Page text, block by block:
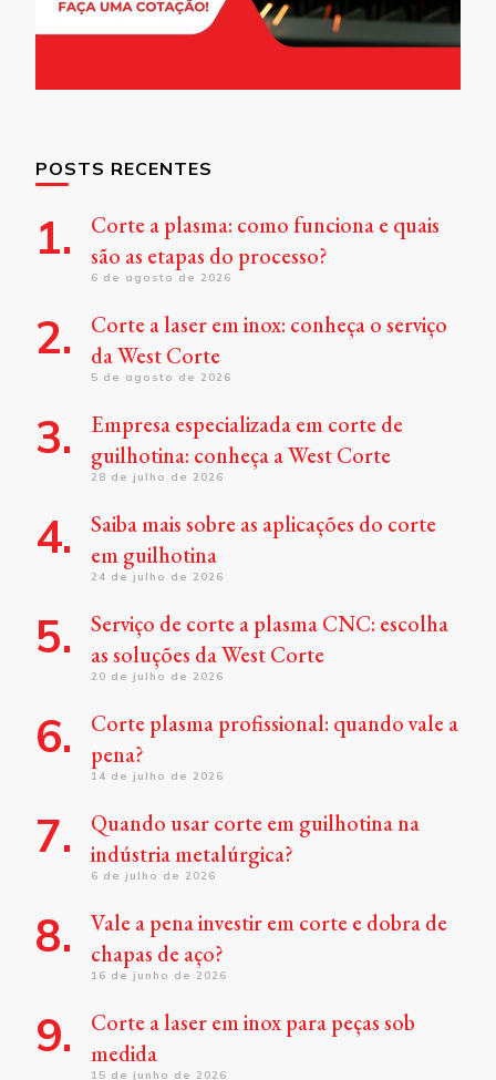
POSTS RECENTES
Corte a plasma: como funciona e quais
são as etapas do processo?
6 de agosto de 2026
Corte a laser em inox: conheça o serviço
da West Corte
5 de agosto de 2026
Empresa especializada em corte de
guilhotina: conheça a West Corte
28 de julho de 2026
Saiba mais sobre as aplicações do corte
em guilhotina
24 de julho de 2026
Serviço de corte a plasma CNC: escolha
as soluções da West Corte
20 de julho de 2026
Corte plasma profissional: quando vale a
pena?
14 de julho de 2026
Quando usar corte em guilhotina na
indústria metalúrgica?
6 de julho de 2026
Vale a pena investir em corte e dobra de
chapas de aço?
16 de junho de 2026
Corte a laser em inox para peças sob
medida
15 de junho de 2026